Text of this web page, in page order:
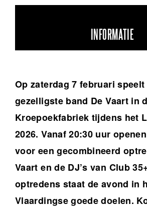
INFORMATIE
Op zaterdag 7 februari speelt
gezelligste band De Vaart in
Kroepoekfabriek tijdens het
2026. Vanaf 20:30 uur
voor een gecombineerd
Vaart en de DJ’s van Club
optredens staat de avond in
Vlaardingse goede doelen.